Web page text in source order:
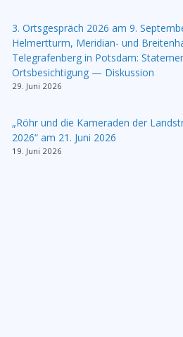
3. Ortsgespräch 2026 am 9.
Helmertturm, Meridian- und
Telegrafenberg in Potsdam:
Ortsbesichtigung — Diskussion
29. Juni 2026
„Röhr und die Kameraden der
2026“ am 21. Juni 2026
19. Juni 2026